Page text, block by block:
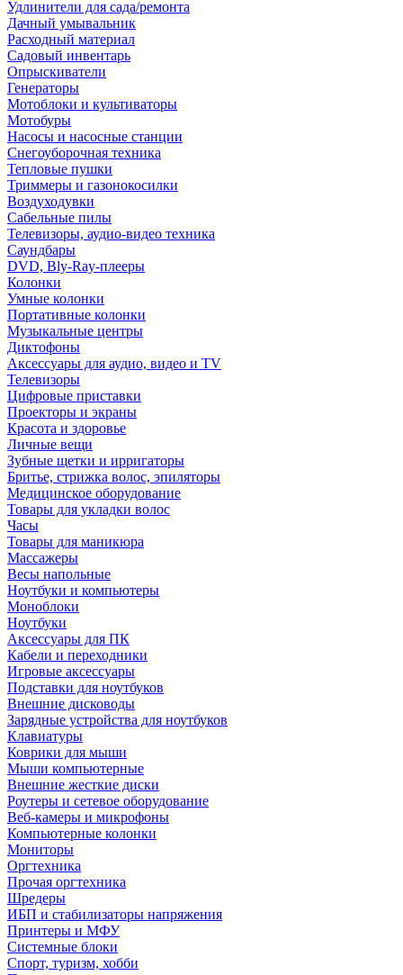
Удлинители для сада/ремонта
Дачный умывальник
Расходный материал
Садовый инвентарь
Опрыскиватели
Генераторы
Мотоблоки и культиваторы
Мотобуры
Насосы и насосные станции
Снегоуборочная техника
Тепловые пушки
Триммеры и газонокосилки
Воздуходувки
Сабельные пилы
Телевизоры, аудио-видео техника
Саундбары
DVD, Bly-Ray-плееры
Колонки
Умные колонки
Портативные колонки
Музыкальные центры
Диктофоны
Аксессуары для аудио, видео и TV
Телевизоры
Цифровые приставки
Проекторы и экраны
Красота и здоровье
Личные вещи
Зубные щетки и ирригаторы
Бритье, стрижка волос, эпиляторы
Медицинское оборудование
Товары для укладки волос
Часы
Товары для маникюра
Массажеры
Весы напольные
Ноутбуки и компьютеры
Моноблоки
Ноутбуки
Аксессуары для ПК
Кабели и переходники
Игровые аксессуары
Подставки для ноутбуков
Внешние дисководы
Зарядные устройства для ноутбуков
Клавиатуры
Коврики для мыши
Мыши компьютерные
Внешние жесткие диски
Роутеры и сетевое оборудование
Веб-камеры и микрофоны
Компьютерные колонки
Мониторы
Оргтехника
Прочая оргтехника
Шредеры
ИБП и стабилизаторы напряжения
Принтеры и МФУ
Системные блоки
Спорт, туризм, хобби